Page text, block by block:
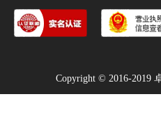
Copyright © 2016-2019